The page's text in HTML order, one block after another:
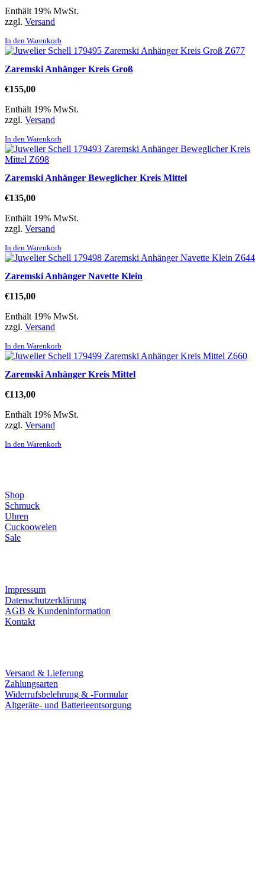
Enthält 19% MwSt.
zzgl. Versand
In den Warenkorb
Zaremski Anhänger Kreis Groß
€155,00
Enthält 19% MwSt.
zzgl. Versand
In den Warenkorb
Zaremski Anhänger Beweglicher Kreis Mittel
€135,00
Enthält 19% MwSt.
zzgl. Versand
In den Warenkorb
Zaremski Anhänger Navette Klein
€115,00
Enthält 19% MwSt.
zzgl. Versand
In den Warenkorb
Zaremski Anhänger Kreis Mittel
€113,00
Enthält 19% MwSt.
zzgl. Versand
In den Warenkorb
Shop
Schmuck
Uhren
Cuckoowelen
Sale
Impressum
Datenschutzerklärung
AGB & Kundeninformation
Kontakt
Versand & Lieferung
Zahlungsarten
Widerrufsbelehrung & -Formular
Altgeräte- und Batterieentsorgung